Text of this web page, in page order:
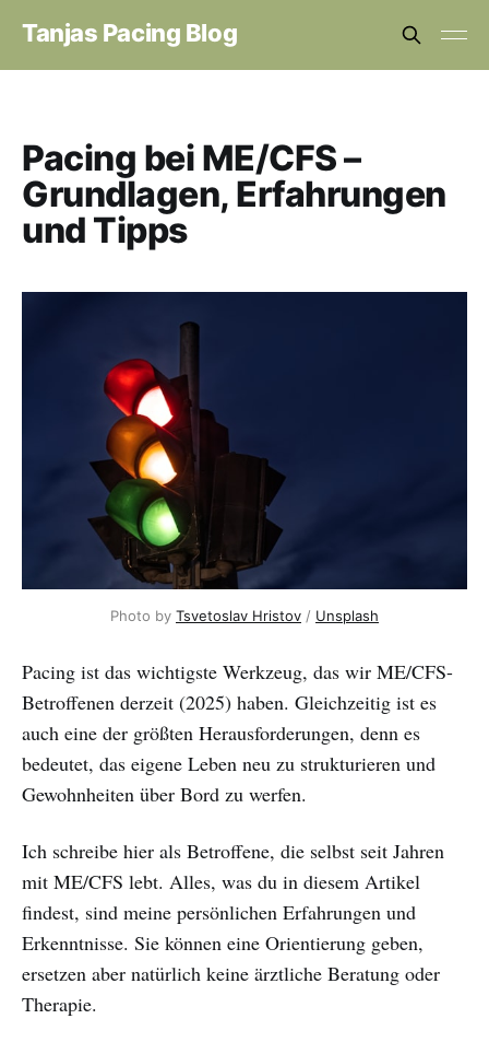
Tanjas Pacing Blog
Pacing bei ME/CFS –
Grundlagen, Erfahrungen
und Tipps
Photo by Tsvetoslav Hristov / Unsplash
Pacing ist das wichtigste Werkzeug, das wir ME/CFS-
Betroffenen derzeit (2025) haben. Gleichzeitig ist es
auch eine der größten Herausforderungen, denn es
bedeutet, das eigene Leben neu zu strukturieren und
Gewohnheiten über Bord zu werfen.
Ich schreibe hier als Betroffene, die selbst seit Jahren
mit ME/CFS lebt. Alles, was du in diesem Artikel
findest, sind meine persönlichen Erfahrungen und
Erkenntnisse. Sie können eine Orientierung geben,
ersetzen aber natürlich keine ärztliche Beratung oder
Therapie.